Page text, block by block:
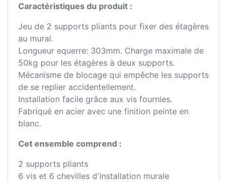
Caractéristiques du produit :
Jeu de 2 supports pliants pour fixer des étagères
au mural.
Longueur equerre: 303mm. Charge maximale de
50kg pour les étagères à deux supports.
Mécanisme de blocage qui empêche les supports
de se replier accidentellement.
Installation facile grâce aux vis fournies.
Fabriqué en acier avec une finition peinte en
blanc.
Cet ensemble comprend :
2 supports pliants
6 vis et 6 chevilles d'installation murale